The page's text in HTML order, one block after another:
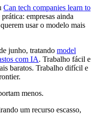
Can tech companies learn to
empresas ainda
usar o modelo mais
junho, tratando model
com IA. Trabalho fácil e
baratos. Trabalho difícil e
menos.
um recurso escasso,